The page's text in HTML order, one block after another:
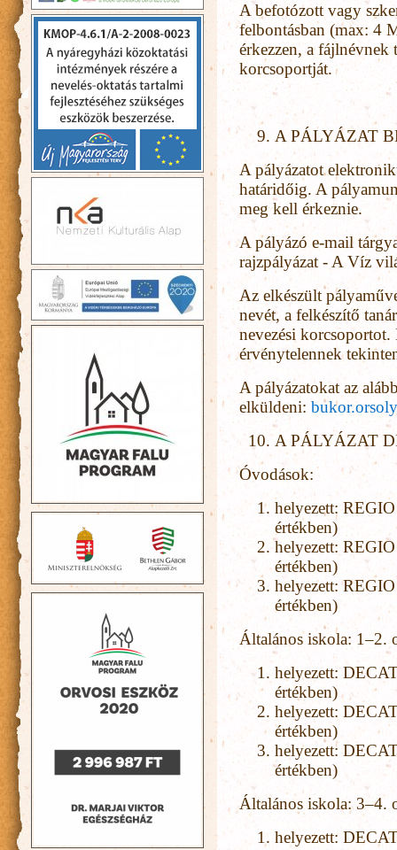
A befotózott vagy
felbontásban (max: 4
érkezzen, a fájlnévnek
korcsoportját.
A PÁLYÁZAT
A pályázatot
határidőig. A
meg kell érkeznie.
A pályázó e-mail
rajzpályázat - A Víz
Az elkészült
nevét, a felkészítő
nevezési korcsoportot.
érvénytelennek
A pályázatokat az
elküldeni:
A PÁLYÁZAT
Óvodások:
helyezett:
értékben)
helyezett:
értékben)
helyezett:
értékben)
Általános iskola: 1–2.
helyezett:
értékben)
helyezett:
értékben)
helyezett:
értékben)
Általános iskola: 3–4.
helyezett: